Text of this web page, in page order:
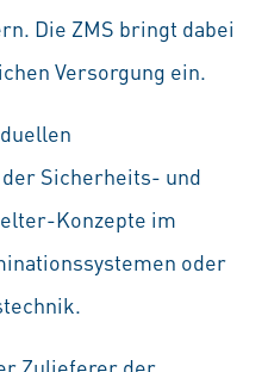
Die ZMS bringt dabei
Versorgung ein.
Sicherheits- und
Konzepte im
oder